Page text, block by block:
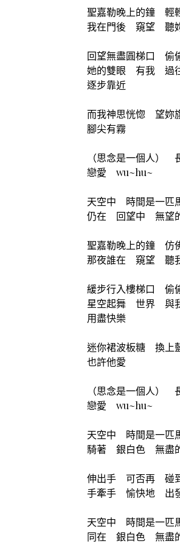
聖嘉勒晚上的鐘 輕
我在門後 窺望 聽
回望無盡圓梯口 偷
她的雙眼 有我 過
逐步靠近
而我神思恍惚 望妳
腳尖有霧
（思念是一個人）
戀愛 wu~hu~
天空中 時間是一匹
仍在 回望中 無望
聖嘉勒晚上的鐘 仿
那夜誰在 窺望 聽
緩步行入樓梯口 偷
星空起舞 世界 與
用盡快樂
迷你裙波板糖 換上
也許他愛
（思念是一個人）
戀愛 wu~hu~
天空中 時間是一匹
騎著 銀白色 無盡
伸出手 可否再 碰
手牽手 愉快地 出
天空中 時間是一匹
同在 銀白色 無盡